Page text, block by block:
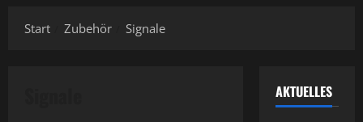
Start
Zubehör Signale
AKTUELLES